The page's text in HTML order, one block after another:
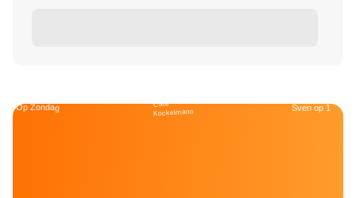
Op Zondag Café
Kockelmann Sven op 1